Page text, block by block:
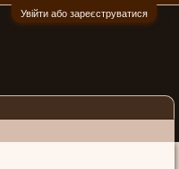
Увійти або зареєструватися